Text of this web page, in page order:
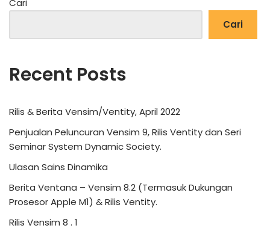
Cari
Cari
Recent Posts
Rilis & Berita Vensim/Ventity, April 2022
Penjualan Peluncuran Vensim 9, Rilis Ventity dan Seri
Seminar System Dynamic Society.
Ulasan Sains Dinamika
Berita Ventana – Vensim 8.2 (Termasuk Dukungan
Prosesor Apple M1) & Rilis Ventity.
Rilis Vensim 8 . 1